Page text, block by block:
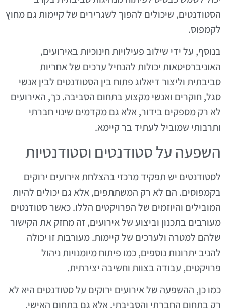
הסטודנטים, שיכולים להפוך לשגרירים של קיימות גם מחוץ
לקמפוס.
בנוסף, על ידי שילוב פעילויות חינוכיות באירועים,
האוניברסיטאות יכולות להנחיל ערכים של אחריות
סביבתית וליצור דיאלוג פתוח בין הסטודנטים לבין אנשי
סגל, חוקרים ואנשי מקצוע בתחום הסביבה. כך, האירועים
לא רק מספקים בידור, אלא גם מקדמים שינוי חברתי
ותרבותי שמוביל לעתיד בר קיימא.
השפעה על סטודנטים וסטודנטיות
לסטודנטים יש תפקיד מרכזי בהצלחת אירועים ירוקים
בקמפוסים. הם לא רק המשתתפים, אלא גם יכולים להיות
המובילים והיוזמים של הפרויקטים הללו. כאשר סטודנטים
מעורבים בתכנון וביצוע של אירועים, זה מחזק את הקישור
שלהם למטרה ולערכים של קיימות. מעורבות זו יכולה
להניב יתרונות נוספים, כמו פיתוח מיומנויות ניהול
פרויקטים, עבודה בצוות וחשיבה יצירתית.
כמו כן, ההשפעה של אירועים ירוקים על סטודנטים היא לא
רק בתחום החברתי והסביבתי, אלא גם בתחום האישי.